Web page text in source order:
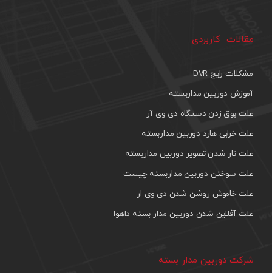
مقالات کاربردی
مشکلات رایج DVR
آموزش دوربین مداربسته
علت بوق زدن دستگاه دی وی آر
علت خرابی هارد دوربین مداربسته
علت تار شدن تصویر دوربین مداربسته
علت سوختن دوربین مداربسته چیست
علت خاموش روشن شدن دی وی ار
علت آفلاین شدن دوربین مدار بسته داهوا
شرکت دوربین مدار بسته